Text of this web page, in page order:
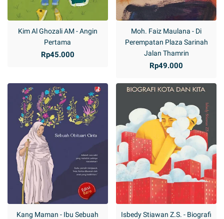
Kim Al Ghozali AM - Angin
Pertama
Rp45.000
Moh. Faiz Maulana - Di
Perempatan Plaza Sarinah
Jalan Thamrin
Rp49.000
Kang Maman - Ibu Sebuah
Isbedy Stiawan Z.S. - Biografi